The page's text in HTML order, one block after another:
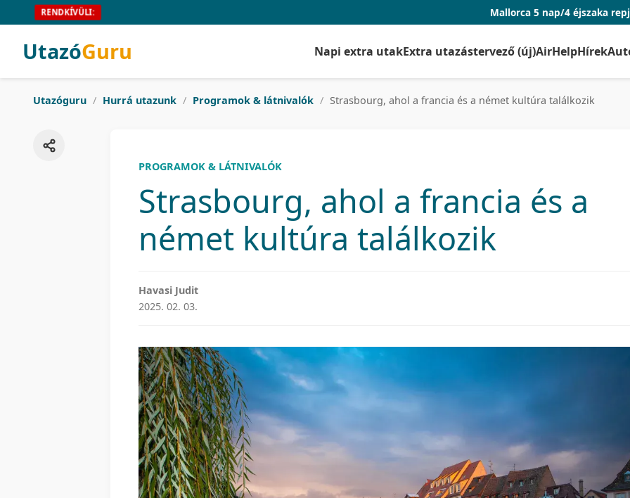
RENDKÍVÜLI: Mallorca 5 nap/4 éjszaka repjeggyel és
UtazóGuru Napi extra utakExtra utazástervező (új)AirHelpHírek
Utazóguru / Hurrá utazunk / Programok & látnivalók / Strasbourg, ahol a francia és a német kultúra találkozik
PROGRAMOK & LÁTNIVALÓK
Strasbourg, ahol a francia és a
német kultúra találkozik
Havasi Judit
2025. 02. 03.